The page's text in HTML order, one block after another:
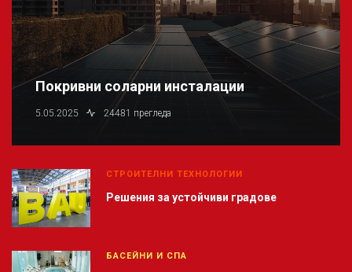
Покривни соларни инсталации
5.05.2025 24481 прегледа
СТРОИТЕЛНИ ТЕХНОЛОГИИ
Решения за устойчиви градове
БАСЕЙНИ И СПА